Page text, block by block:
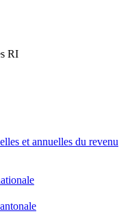
RI
et annuelles du revenu